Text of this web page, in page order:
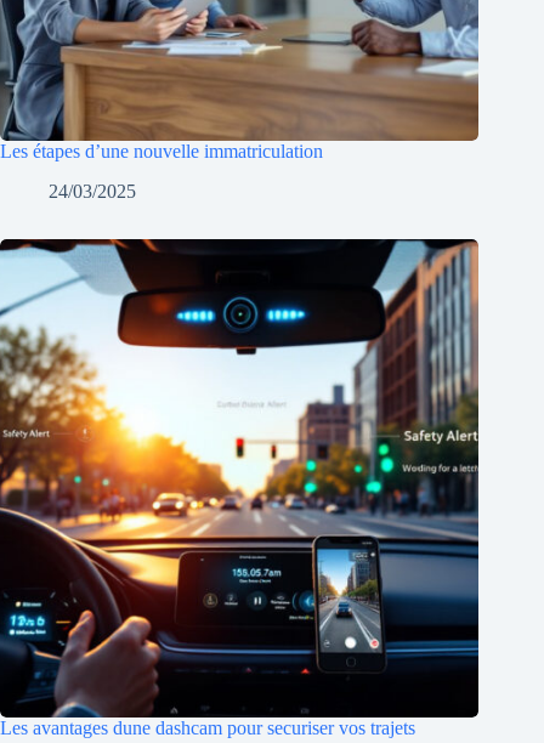
Les étapes d’une nouvelle immatriculation
24/03/2025
Les avantages dune dashcam pour securiser vos trajets